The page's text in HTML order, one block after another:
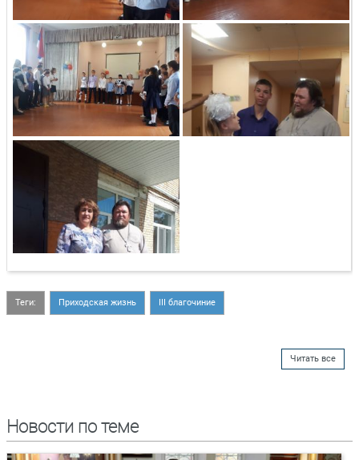
Теги: Приходская жизнь III благочиние
Читать все
Новости по теме